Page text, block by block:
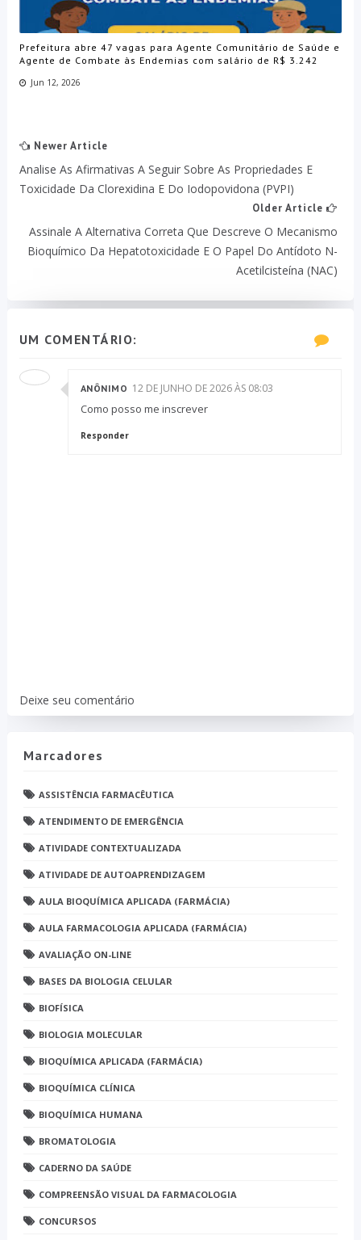
Prefeitura abre 47 vagas para Agente Comunitário de Saúde e
Agente de Combate às Endemias com salário de R$ 3.242
Jun 12, 2026
Newer Article
Analise As Afirmativas A Seguir Sobre As Propriedades E
Toxicidade Da Clorexidina E Do Iodopovidona (PVPI)
Older Article
Assinale A Alternativa Correta Que Descreve O Mecanismo
Bioquímico Da Hepatotoxicidade E O Papel Do Antídoto N-
Acetilcisteína (NAC)
UM COMENTÁRIO:
ANÔNIMO 12 DE JUNHO DE 2026 ÀS 08:03
Como posso me inscrever
Responder
Deixe seu comentário
Marcadores
ASSISTÊNCIA FARMACÊUTICA
ATENDIMENTO DE EMERGÊNCIA
ATIVIDADE CONTEXTUALIZADA
ATIVIDADE DE AUTOAPRENDIZAGEM
AULA BIOQUÍMICA APLICADA (FARMÁCIA)
AULA FARMACOLOGIA APLICADA (FARMÁCIA)
AVALIAÇÃO ON-LINE
BASES DA BIOLOGIA CELULAR
BIOFÍSICA
BIOLOGIA MOLECULAR
BIOQUÍMICA APLICADA (FARMÁCIA)
BIOQUÍMICA CLÍNICA
BIOQUÍMICA HUMANA
BROMATOLOGIA
CADERNO DA SAÚDE
COMPREENSÃO VISUAL DA FARMACOLOGIA
CONCURSOS